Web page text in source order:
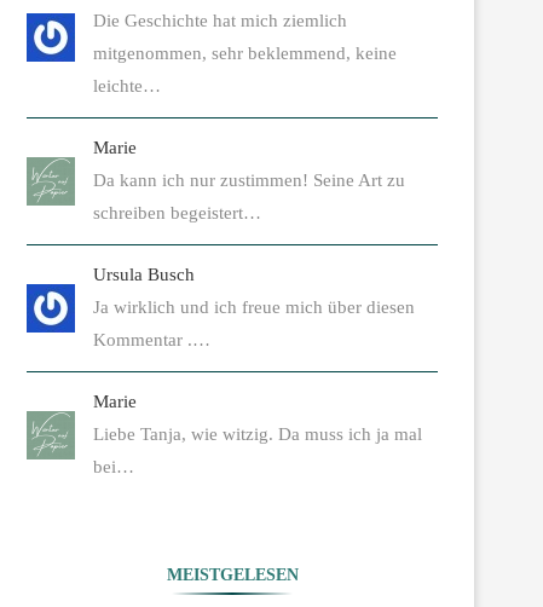
Die Geschichte hat mich ziemlich
mitgenommen, sehr beklemmend, keine
leichte…
Marie
Da kann ich nur zustimmen! Seine Art zu
schreiben begeistert…
Ursula Busch
Ja wirklich und ich freue mich über diesen
Kommentar .…
Marie
Liebe Tanja, wie witzig. Da muss ich ja mal
bei…
MEISTGELESEN